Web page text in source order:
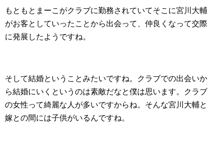
もともとまーこがクラブに勤務されていてそこに宮川大輔
がお客としていったことから出会って、仲良くなって交際
に発展したようですね。
そして結婚ということみたいですね。クラブでの出会いか
ら結婚にいくというのは素敵だなと僕は思います。クラブ
の女性って綺麗な人が多いですからね。そんな宮川大輔と
嫁との間には子供がいるんですね。